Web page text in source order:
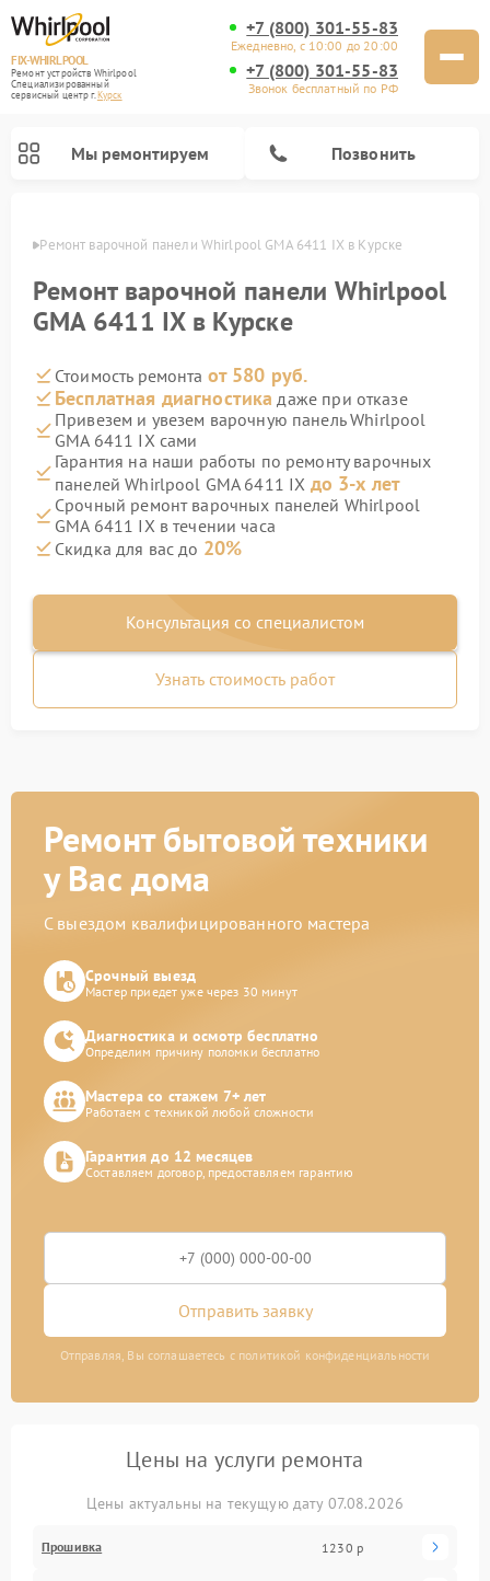
FIX-WHIRLPOOL
Ремонт устройств Whirlpool
Специализированный
cервисный центр г.Курск
+7 (800) 301-55-83
Ежедневно, с 10:00 до 20:00
+7 (800) 301-55-83
Звонок бесплатный по РФ
Мы ремонтируем Позвонить
Ремонт варочной панели Whirlpool GMA 6411 IX в Курске
Ремонт варочной панели Whirlpool
GMA 6411 IX в Курске
Стоимость ремонта от 580 руб.
Бесплатная диагностика даже при отказе
Привезем и увезем варочную панель Whirlpool
GMA 6411 IX сами
Гарантия на наши работы по ремонту варочных
панелей Whirlpool GMA 6411 IX до 3-х лет
Срочный ремонт варочных панелей Whirlpool
GMA 6411 IX в течении часа
Скидка для вас до 20%
Консультация со специалистом
Узнать стоимость работ
Ремонт бытовой техники
у Вас дома
С выездом квалифицированного мастера
Срочный выезд
Мастер приедет уже через 30 минут
Диагностика и осмотр бесплатно
Определим причину поломки бесплатно
Мастера со стажем 7+ лет
Работаем с техникой любой сложности
Гарантия до 12 месяцев
Составляем договор, предоставляем гарантию
Отправить заявку
Отправляя, Вы соглашаетесь с политикой конфиденциальности
Цены на услуги ремонта
Цены актуальны на текущую дату 07.08.2026
Прошивка 1230 р